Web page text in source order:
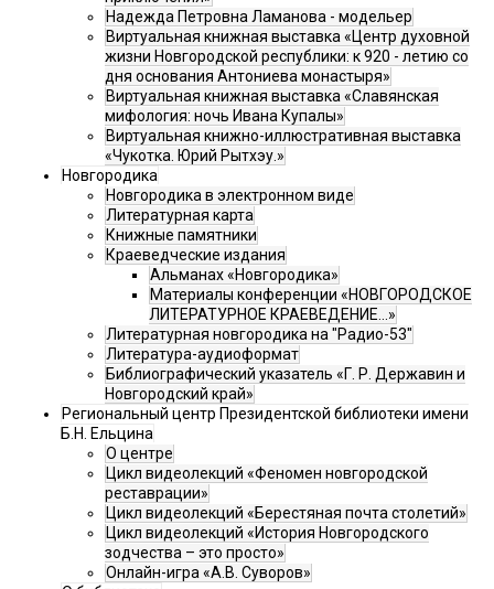
Надежда Петровна Ламанова - модельер
Виртуальная книжная выставка «Центр духовной
жизни Новгородской республики: к 920 - летию со
дня основания Антониева монастыря»
Виртуальная книжная выставка «Славянская
мифология: ночь Ивана Купалы»
Виртуальная книжно-иллюстративная выставка
«Чукотка. Юрий Рытхэу.»
Новгородика
Новгородика в электронном виде
Литературная карта
Книжные памятники
Краеведческие издания
Альманах «Новгородика»
Материалы конференции «НОВГОРОДСКОЕ
ЛИТЕРАТУРНОЕ КРАЕВЕДЕНИЕ...»
Литературная новгородика на "Радио-53"
Литература-аудиоформат
Библиографический указатель «Г. Р. Державин и
Новгородский край»
Региональный центр Президентской библиотеки имени
Б.Н. Ельцина
О центре
Цикл видеолекций «Феномен новгородской
реставрации»
Цикл видеолекций «Берестяная почта столетий»
Цикл видеолекций «История Новгородского
зодчества – это просто»
Онлайн-игра «А.В. Суворов»